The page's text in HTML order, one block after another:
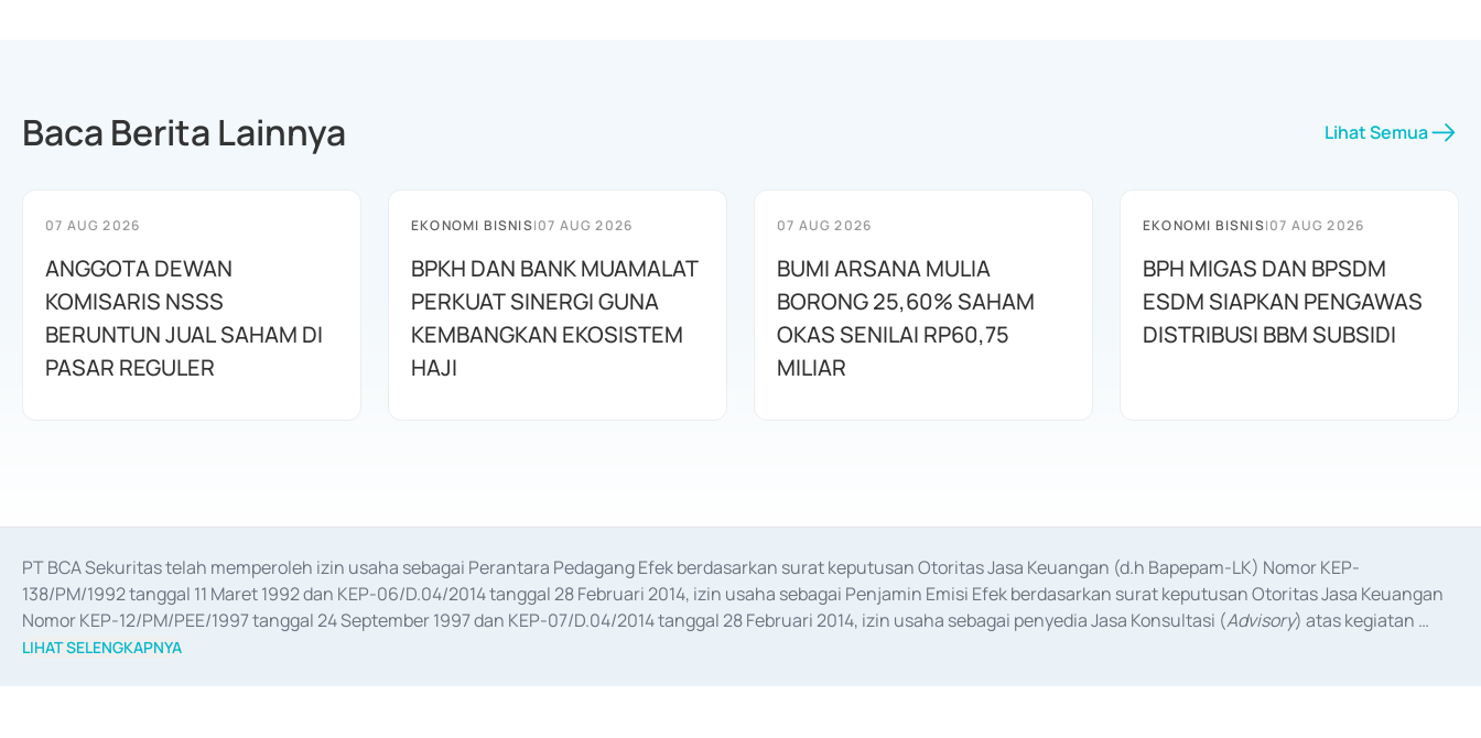
Baca Berita Lainnya Lihat Semua
07 AUG 2026
ANGGOTA DEWAN
KOMISARIS NSSS
BERUNTUN JUAL SAHAM DI
PASAR REGULER
EKONOMI BISNIS|07 AUG 2026
BPKH DAN BANK MUAMALAT
PERKUAT SINERGI GUNA
KEMBANGKAN EKOSISTEM
HAJI
07 AUG 2026
BUMI ARSANA MULIA
BORONG 25,60% SAHAM
OKAS SENILAI RP60,75
MILIAR
EKONOMI BISNIS|07 AUG 2026
BPH MIGAS DAN BPSDM
ESDM SIAPKAN PENGAWAS
DISTRIBUSI BBM SUBSIDI
PT BCA Sekuritas telah memperoleh izin usaha sebagai Perantara Pedagang Efek berdasarkan surat keputusan Otoritas Jasa Keuangan (d.h Bapepam-LK) Nomor KEP-
138/PM/1992 tanggal 11 Maret 1992 dan KEP-06/D.04/2014 tanggal 28 Februari 2014, izin usaha sebagai Penjamin Emisi Efek berdasarkan surat keputusan Otoritas Jasa Keuangan
Nomor KEP-12/PM/PEE/1997 tanggal 24 September 1997 dan KEP-07/D.04/2014 tanggal 28 Februari 2014, izin usaha sebagai penyedia Jasa Konsultasi (Advisory) atas kegiatan
merger, akuisisi, divestasi, dan
LIHAT SELENGKAPNYA